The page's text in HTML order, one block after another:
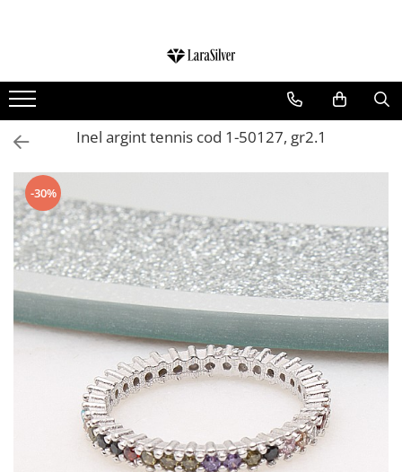
CERCEI ARGINT
BRATARI ARGINT
COLIERE ARGINT
LANTISOARE ARGINT
CRUCIULITE SI ICONITE ARGINT
PANDANTIVE ARGINT
BROSE ARGINT
VERIGHETE ARGINT
BIJUTERII ARGINT PENTRU COPII
BIJUTERII ARGINT PENTRU BARBATI
INELE ARGINT
marime reglabila
marimea 47
Inel argint tennis cod 1-50127, gr2.1
-30%